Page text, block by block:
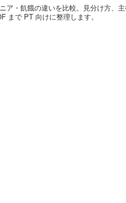
ア・飢餓の違いを比較。見分け方、主
まで PT 向けに整理します。